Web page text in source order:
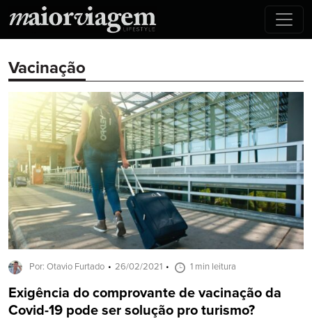
Vacinação
Por: Otavio Furtado 26/02/2021 1 min leitura
Exigência do comprovante de vacinação da
Covid-19 pode ser solução pro turismo?